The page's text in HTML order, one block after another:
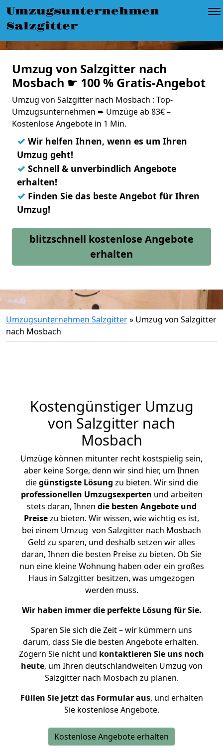
Umzugsunternehmen
Salzgitter
Umzug von Salzgitter nach
Mosbach ☛ 100 % Gratis-Angebot
Umzug von Salzgitter nach Mosbach : Top-
Umzugsunternehmen ➨ Umzüge ab 83€ –
Kostenlose Angebote in 1 Min.
✓ Wir helfen Ihnen, wenn es um Ihren
Umzug geht!
✓ Schnell & unverbindlich Angebote
erhalten!
✓ Finden Sie das beste Angebot für Ihren
Umzug!
blitzschnell kostenlose Angebote
erhalten
Umzugsunternehmen Salzgitter» Umzug von Salzgitter
nach Mosbach
Kostengünstiger Umzug
von Salzgitter nach
Mosbach
Umzüge können mitunter recht kostspielig sein,
aber keine Sorge, denn wir sind hier, um Ihnen
diegünstigste Lösung zu bieten. Wir sind die
professionellen Umzugsexperten und arbeiten
stets daran, Ihnen die besten Angebote und
Preisezu bieten. Wir wissen, wie wichtig es ist,
bei einem Umzug von Salzgitter nach Mosbach
Geld zu sparen, und deshalb setzen wir alles
daran, Ihnen die besten Preise zu bieten. Ob Sie
nun eine kleine Wohnung haben oder ein großes
Haus in Salzgitter besitzen, was umgezogen
werden muss.
Wir haben immer die perfekte Lösung für Sie.
Sparen Sie sich die Zeit – wir kümmern uns
darum, dass Sie die besten Angebote erhalten.
Zögern Sie nicht und kontaktieren Sie uns noch
heute, um Ihren deutschlandweiten Umzug von
Salzgitter nach Mosbach zu planen.
Füllen Sie jetzt das Formular aus, und erhalten
Sie kostenlose Angebote.
Kostenlose Angebote erhalten